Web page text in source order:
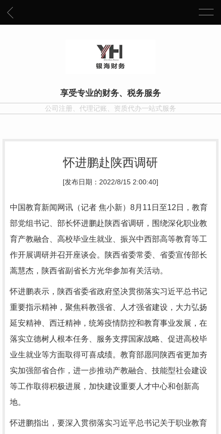
享受专业的财务、税务服务
公司注册、代理记账、资质代办一站式服务
怀进鹏赴陕西调研
[发布日期：2022/8/15 2:00:40]
中国教育新闻网讯（记者 焦小新）8月11日至12日，教育
部党组书记、部长怀进鹏赴陕西省调研，围绕深化职业教
育产教融合、高校毕业生就业、振兴中西部高等教育等工
作开展调研并召开座谈会。陕西省委常委、省委宣传部长
蒿慧杰，陕西省副省长方光华参加有关活动。
怀进鹏表示，陕西省委省政府坚决贯彻落实习近平总书记
重要指示精神，聚焦科教强省、人才强省建设，大力弘扬
延安精神、西迁精神，统筹疫情防控和教育事业发展，在
落实立德树人根本任务、服务支撑国家战略、促进高校毕
业生就业等方面取得可喜成绩。教育部愿同陕西省更加夯
实加强部省合作，进一步推动产教融合、技能型社会建设
等工作取得积极进展，加快建设重要人才中心和创新高
地。
怀进鹏指出，要深入贯彻落实习近平总书记关于职业教育